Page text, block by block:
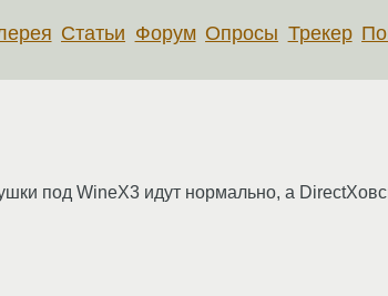
Статьи Форум Опросы Трекер
под WineX3 идут нормально, а